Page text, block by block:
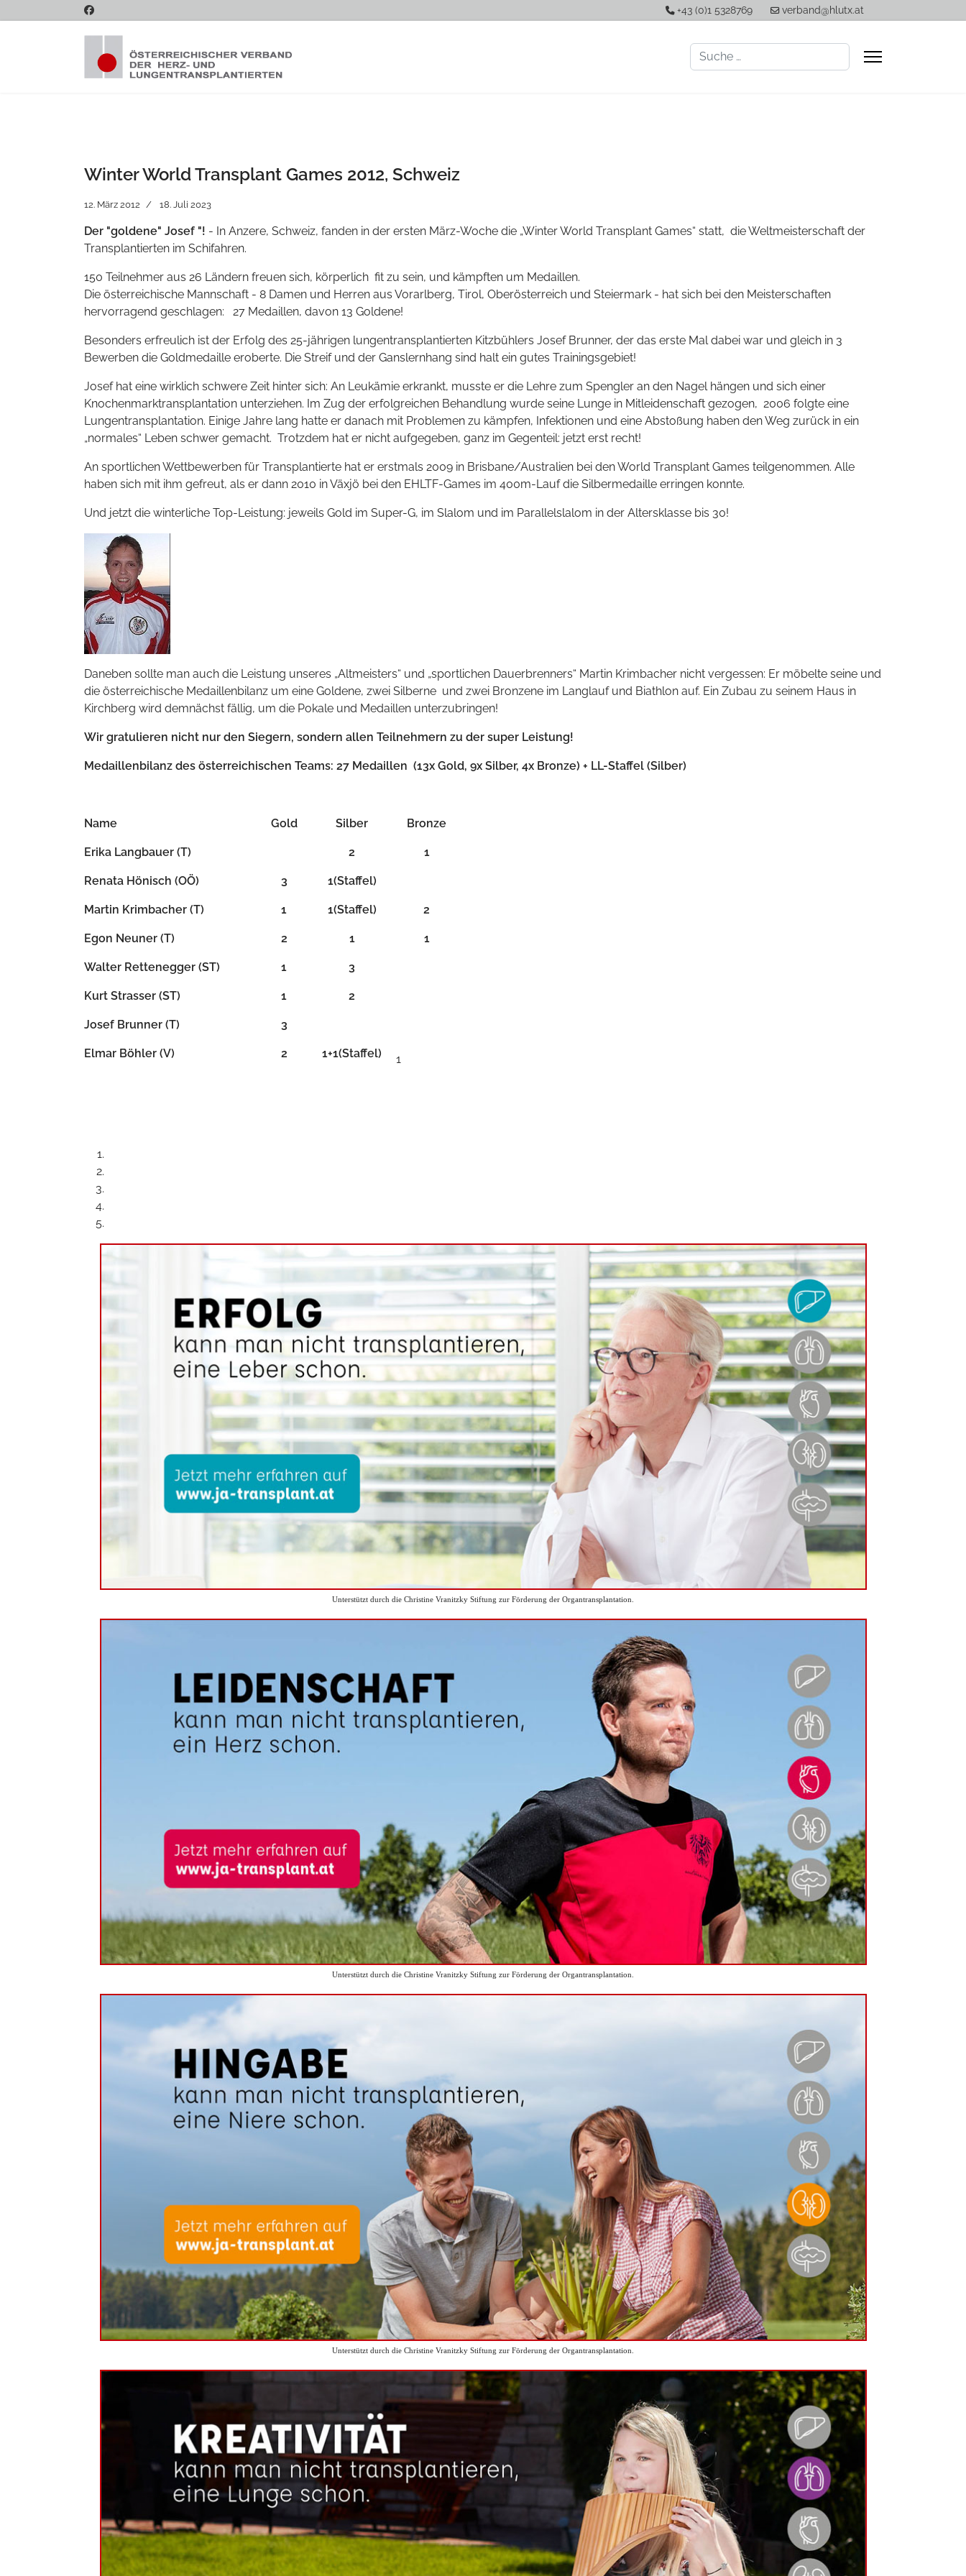
+43 (0)1 5328769 verband@hlutx.at
Suchen
Winter World Transplant Games 2012, Schweiz
12. März 2012 18. Juli 2023
Der "goldene" Josef "! - In Anzere, Schweiz, fanden in der ersten März-Woche die „Winter World Transplant Games“ statt, die Weltmeisterschaft der
Transplantierten im Schifahren.
150 Teilnehmer aus 26 Ländern freuen sich, körperlich fit zu sein, und kämpften um Medaillen.
Die österreichische Mannschaft - 8 Damen und Herren aus Vorarlberg, Tirol, Oberösterreich und Steiermark - hat sich bei den Meisterschaften
hervorragend geschlagen: 27 Medaillen, davon 13 Goldene!
Besonders erfreulich ist der Erfolg des 25-jährigen lungentransplantierten Kitzbühlers Josef Brunner, der das erste Mal dabei war und gleich in 3
Bewerben die Goldmedaille eroberte. Die Streif und der Ganslernhang sind halt ein gutes Trainingsgebiet!
Josef hat eine wirklich schwere Zeit hinter sich: An Leukämie erkrankt, musste er die Lehre zum Spengler an den Nagel hängen und sich einer
Knochenmarktransplantation unterziehen. Im Zug der erfolgreichen Behandlung wurde seine Lunge in Mitleidenschaft gezogen, 2006 folgte eine
Lungentransplantation. Einige Jahre lang hatte er danach mit Problemen zu kämpfen, Infektionen und eine Abstoßung haben den Weg zurück in ein
„normales“ Leben schwer gemacht. Trotzdem hat er nicht aufgegeben, ganz im Gegenteil: jetzt erst recht!
An sportlichen Wettbewerben für Transplantierte hat er erstmals 2009 in Brisbane/Australien bei den World Transplant Games teilgenommen. Alle
haben sich mit ihm gefreut, als er dann 2010 inVäxjö bei den EHLTF-Games im 400m-Laufdie Silbermedaille erringen konnte.
Und jetzt die winterliche Top-Leistung: jeweils Gold im Super-G, im Slalom und im Parallelslalom in der Altersklasse bis 30!
Daneben sollte man auch die Leistung unseres „Altmeisters“ und „sportlichen Dauerbrenners“ Martin Krimbacher nicht vergessen: Er möbelte seine und
die österreichische Medaillenbilanz um eine Goldene, zwei Silberne und zwei Bronzene im Langlauf und Biathlon auf. Ein Zubau zu seinem Haus in
Kirchberg wird demnächst fällig, um die Pokale und Medaillen unterzubringen!
Wir gratulieren nicht nur den Siegern, sondern allen Teilnehmern zu der super Leistung!
Medaillenbilanz des österreichischen Teams: 27 Medaillen (13x Gold, 9x Silber, 4x Bronze) + LL-Staffel (Silber)
Name Gold Silber Bronze
Erika Langbauer (T) 2 1
Renata Hönisch (OÖ) 3 1(Staffel)
Martin Krimbacher (T) 1 1(Staffel) 2
Egon Neuner (T) 2 1 1
Walter Rettenegger (ST) 1 3
Kurt Strasser (ST) 1 2
Josef Brunner (T) 3
Elmar Böhler (V) 2 1+1(Staffel) 1
Unterstützt durch die Christine Vranitzky Stiftung zur Förderung der Organtransplantation.
Unterstützt durch die Christine Vranitzky Stiftung zur Förderung der Organtransplantation.
Unterstützt durch die Christine Vranitzky Stiftung zur Förderung der Organtransplantation.